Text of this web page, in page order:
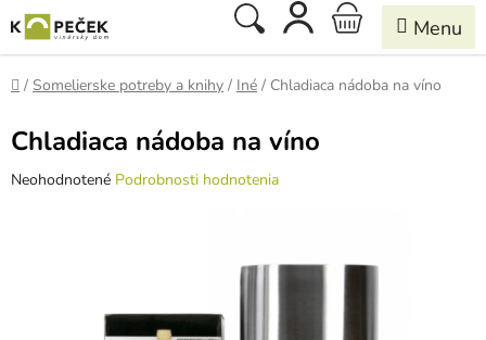
na
obsah
Hľadať
NÁKUPNÝ
KOŠÍK
Domov
/ Somelierske potreby a knihy / Iné / Chladiaca nádoba na víno
Chladiaca nádoba na víno
Priemerné
Neohodnotené Podrobnosti hodnotenia